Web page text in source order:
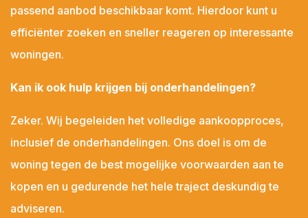
passend aanbod beschikbaar komt. Hierdoor kunt u
efficiënter zoeken en sneller reageren op interessante
woningen.
Kan ik ook hulp krijgen bij onderhandelingen?
Zeker. Wij begeleiden het volledige aankoopproces,
inclusief de onderhandelingen. Ons doel is om de
woning tegen de best mogelijke voorwaarden aan te
kopen en u gedurende het hele traject deskundig te
adviseren.